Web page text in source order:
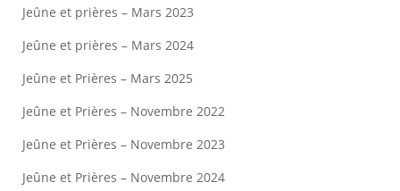
Jeûne et prières – Mars 2023
Jeûne et prières – Mars 2024
Jeûne et Prières – Mars 2025
Jeûne et Prières – Novembre 2022
Jeûne et Prières – Novembre 2023
Jeûne et Prières – Novembre 2024